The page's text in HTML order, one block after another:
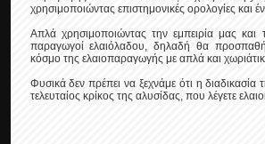
χρησιμοποιώντας επιστημονικές ορολογίες και
Απλά χρησιμοποιώντας την εμπειρία μας
παραγωγοί ελαιόλαδου, δηλαδή θα
κόσμο της ελαιοπαραγωγής με απλά και
Φυσικά δεν πρέπει να ξεχνάμε ότι η
τελευταίος κρίκος της αλυσίδας, που λέγετε